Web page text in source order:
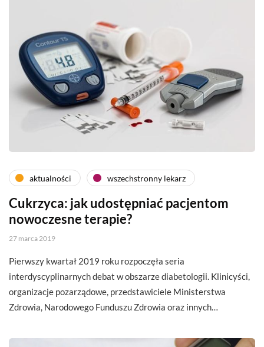
aktualności wszechstronny lekarz
Cukrzyca: jak udostępniać pacjentom
nowoczesne terapie?
27 marca 2019
Pierwszy kwartał 2019 roku rozpoczęła seria
interdyscyplinarnych debat w obszarze diabetologii. Klinicyści,
organizacje pozarządowe, przedstawiciele Ministerstwa
Zdrowia, Narodowego Funduszu Zdrowia oraz innych…